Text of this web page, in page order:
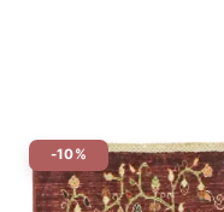
-10%